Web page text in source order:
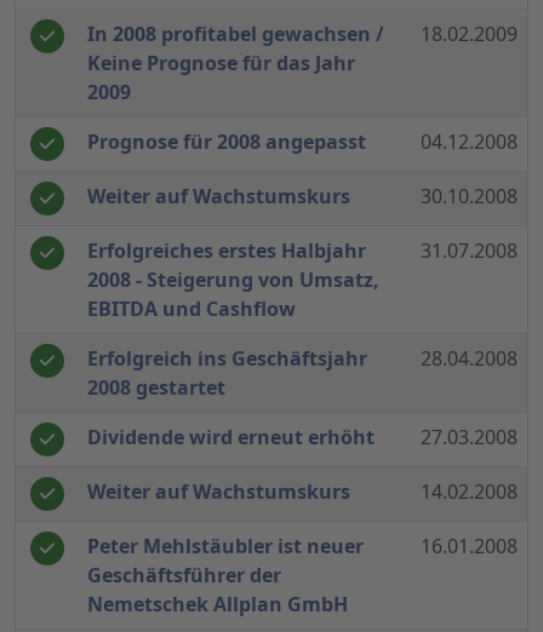
In 2008 profitabel gewachsen /
Keine Prognose für das Jahr
2009
18.02.2009
Prognose für 2008 angepasst 04.12.2008
Weiter auf Wachstumskurs 30.10.2008
Erfolgreiches erstes Halbjahr
2008 - Steigerung von Umsatz,
EBITDA und Cashflow
31.07.2008
Erfolgreich ins Geschäftsjahr
2008 gestartet
28.04.2008
Dividende wird erneut erhöht 27.03.2008
Weiter auf Wachstumskurs 14.02.2008
Peter Mehlstäubler ist neuer
Geschäftsführer der
Nemetschek Allplan GmbH
16.01.2008